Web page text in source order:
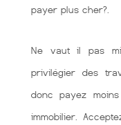
payer plus cher?.
Ne vaut il pas
privilégier des
donc payez
immobilier.